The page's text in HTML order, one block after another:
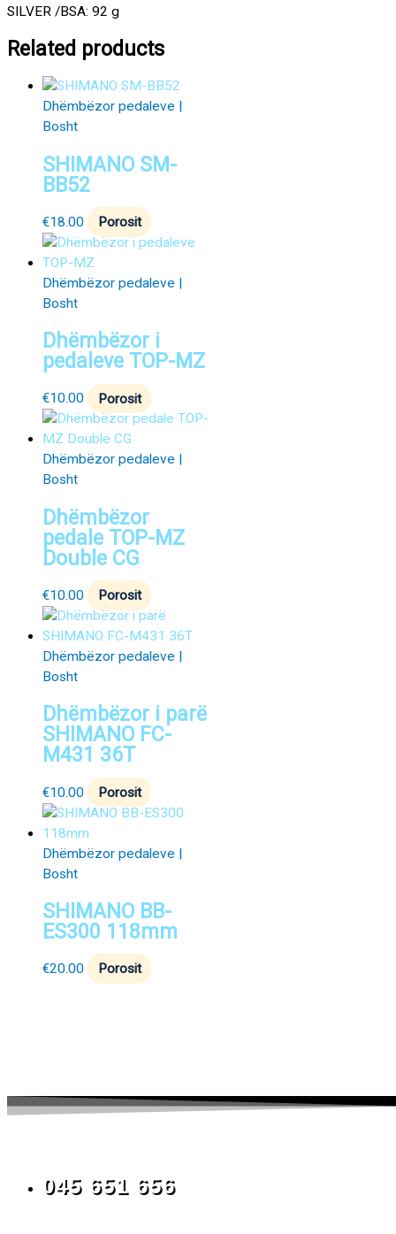
SILVER /BSA: 92 g
Related products
Dhëmbëzor pedaleve |
Bosht
SHIMANO SM-
BB52
€18.00 Porosit
Dhëmbëzor pedaleve |
Bosht
Dhëmbëzor i
pedaleve TOP-MZ
€10.00 Porosit
Dhëmbëzor pedaleve |
Bosht
Dhëmbëzor
pedale TOP-MZ
Double CG
€10.00 Porosit
Dhëmbëzor pedaleve |
Bosht
Dhëmbëzor i parë
SHIMANO FC-
M431 36T
€10.00 Porosit
Dhëmbëzor pedaleve |
Bosht
SHIMANO BB-
ES300 118mm
€20.00 Porosit
045 651 656